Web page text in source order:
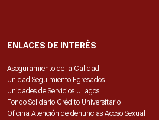
ENLACES DE INTERÉS
Aseguramiento de la Calidad
Unidad Seguimiento Egresados
Unidades de Servicios ULagos
Fondo Solidario Crédito Universitario
Oficina Atención de denuncias Acoso Sexual